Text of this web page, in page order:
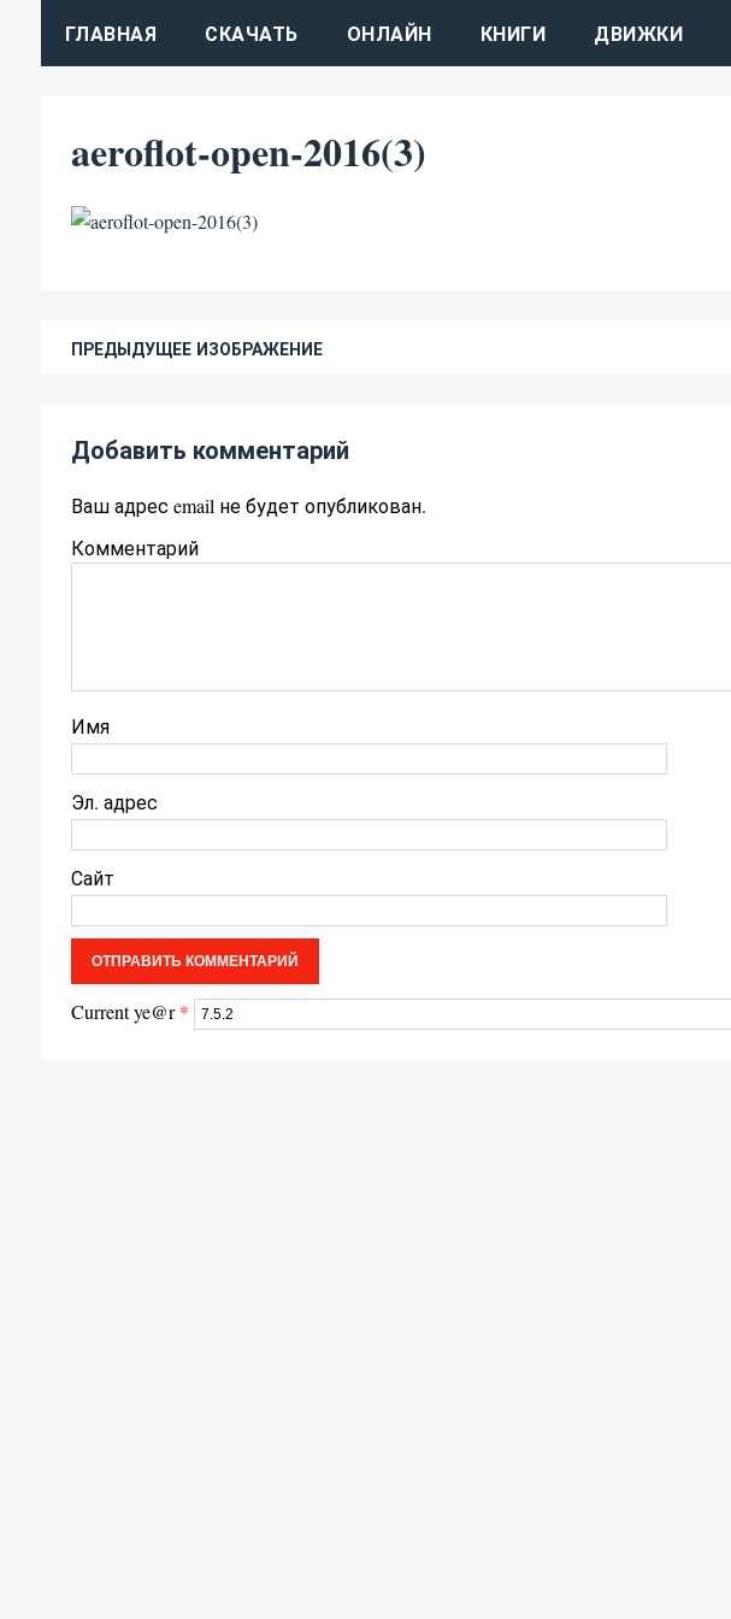
ГЛАВНАЯ СКАЧАТЬ ОНЛАЙН КНИГИ ДВИЖКИ
aeroflot-open-2016(3)
ПРЕДЫДУЩЕЕ ИЗОБРАЖЕНИЕ
Добавить комментарий
Ваш адрес email не будет опубликован.
Комментарий
Имя
Эл. адрес
Сайт
Current ye@r*